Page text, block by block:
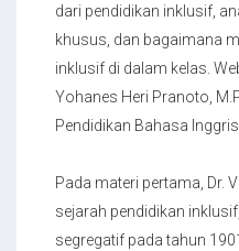
dari pendidikan inklusif,
khusus, dan bagaimana
inklusif di dalam kelas.
Yohanes Heri Pranoto,
Pendidikan Bahasa
Pada materi pertama, Dr.
sejarah pendidikan
segregatif pada tahun